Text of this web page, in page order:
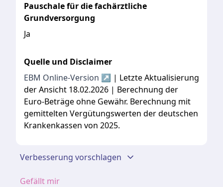
Pauschale für die fachärztliche
Grundversorgung
Ja
Quelle und Disclaimer
EBM Online-Version ↗ | Letzte Aktualisierung
der Ansicht 18.02.2026 | Berechnung der
Euro-Beträge ohne Gewähr. Berechnung mit
gemittelten Vergütungswerten der deutschen
Krankenkassen von 2025.
Verbesserung vorschlagen
Gefällt mir